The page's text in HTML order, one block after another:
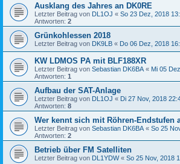
Ausklang des Jahres an DK0RE
Letzter Beitrag von DL1OJ « So 23 Dez, 2018
Antworten: 2
Grünkohlessen 2018
Letzter Beitrag von DK9LB « Do 06 Dez, 2018
KW LDMOS PA mit BLF188XR
Letzter Beitrag von Sebastian DK6BA « Mi 05
Antworten: 1
Aufbau der SAT-Anlage
Letzter Beitrag von DL1OJ « Di 27 Nov, 2018
Antworten: 8
Wer kennt sich mit Röhren-Endstufen
Letzter Beitrag von Sebastian DK6BA « So 25
Antworten: 2
Betrieb über FM Satelliten
Letzter Beitrag von DL1YDW« So 25 Nov, 2018